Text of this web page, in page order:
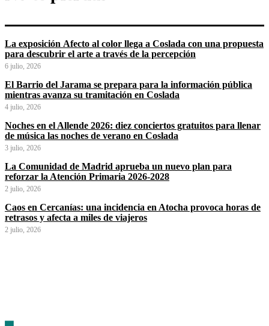
La exposición Afecto al color llega a Coslada con una propuesta
para descubrir el arte a través de la percepción
6 julio, 2026
El Barrio del Jarama se prepara para la información pública
mientras avanza su tramitación en Coslada
4 julio, 2026
Noches en el Allende 2026: diez conciertos gratuitos para llenar
de música las noches de verano en Coslada
3 julio, 2026
La Comunidad de Madrid aprueba un nuevo plan para
reforzar la Atención Primaria 2026-2028
2 julio, 2026
Caos en Cercanías: una incidencia en Atocha provoca horas de
retrasos y afecta a miles de viajeros
2 julio, 2026